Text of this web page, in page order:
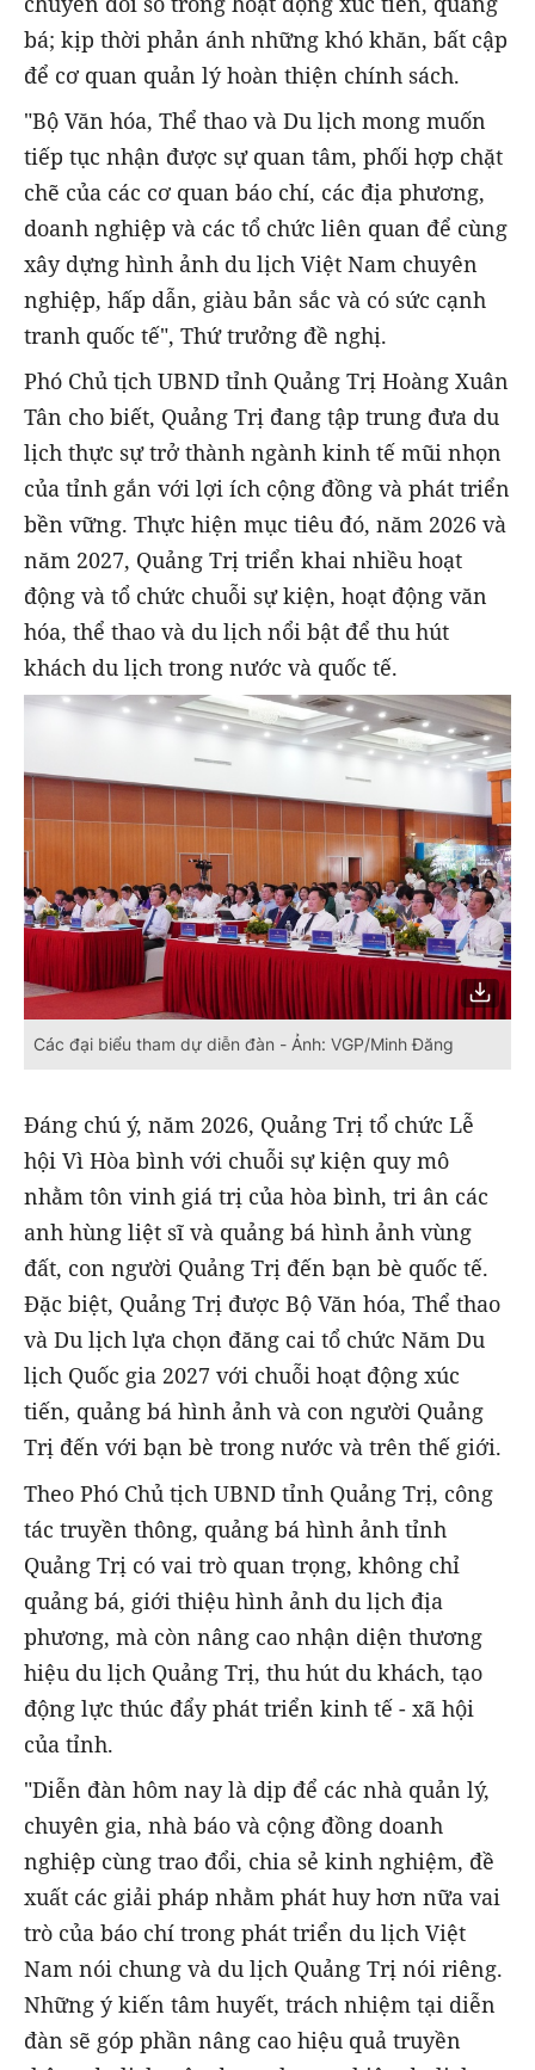
bá; kịp thời phản ánh những khó khăn, bất cập
để cơ quan quản lý hoàn thiện chính sách.
"Bộ Văn hóa, Thể thao và Du lịch mong muốn
tiếp tục nhận được sự quan tâm, phối hợp chặt
chẽ của các cơ quan báo chí, các địa phương,
doanh nghiệp và các tổ chức liên quan để cùng
xây dựng hình ảnh du lịch Việt Nam chuyên
nghiệp, hấp dẫn, giàu bản sắc và có sức cạnh
tranh quốc tế", Thứ trưởng đề nghị.
Phó Chủ tịch UBND tỉnh Quảng Trị Hoàng Xuân
Tân cho biết, Quảng Trị đang tập trung đưa du
lịch thực sự trở thành ngành kinh tế mũi nhọn
của tỉnh gắn với lợi ích cộng đồng và phát triển
bền vững. Thực hiện mục tiêu đó, năm 2026 và
năm 2027, Quảng Trị triển khai nhiều hoạt
động và tổ chức chuỗi sự kiện, hoạt động văn
hóa, thể thao và du lịch nổi bật để thu hút
khách du lịch trong nước và quốc tế.
Các đại biểu tham dự diễn đàn - Ảnh: VGP/Minh Đăng
Đáng chú ý, năm 2026, Quảng Trị tổ chức Lễ
hội Vì Hòa bình với chuỗi sự kiện quy mô
nhằm tôn vinh giá trị của hòa bình, tri ân các
anh hùng liệt sĩ và quảng bá hình ảnh vùng
đất, con người Quảng Trị đến bạn bè quốc tế.
Đặc biệt, Quảng Trị được Bộ Văn hóa, Thể thao
và Du lịch lựa chọn đăng cai tổ chức Năm Du
lịch Quốc gia 2027 với chuỗi hoạt động xúc
tiến, quảng bá hình ảnh và con người Quảng
Trị đến với bạn bè trong nước và trên thế giới.
Theo Phó Chủ tịch UBND tỉnh Quảng Trị, công
tác truyền thông, quảng bá hình ảnh tỉnh
Quảng Trị có vai trò quan trọng, không chỉ
quảng bá, giới thiệu hình ảnh du lịch địa
phương, mà còn nâng cao nhận diện thương
hiệu du lịch Quảng Trị, thu hút du khách, tạo
động lực thúc đẩy phát triển kinh tế - xã hội
của tỉnh.
"Diễn đàn hôm nay là dịp để các nhà quản lý,
chuyên gia, nhà báo và cộng đồng doanh
nghiệp cùng trao đổi, chia sẻ kinh nghiệm, đề
xuất các giải pháp nhằm phát huy hơn nữa vai
trò của báo chí trong phát triển du lịch Việt
Nam nói chung và du lịch Quảng Trị nói riêng.
Những ý kiến tâm huyết, trách nhiệm tại diễn
đàn sẽ góp phần nâng cao hiệu quả truyền